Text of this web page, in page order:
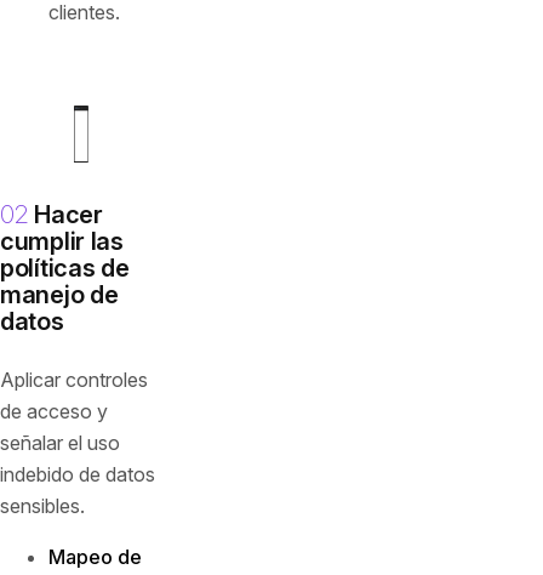
clientes.
02 Hacer
cumplir las
políticas de
manejo de
datos
Aplicar controles
de acceso y
señalar el uso
indebido de datos
sensibles.
Mapeo de